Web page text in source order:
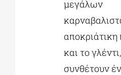
μεγάλων
και το γλέντι,
συνθέτουν